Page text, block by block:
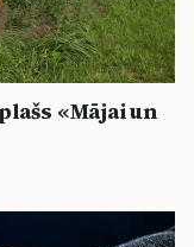
«Mājai un